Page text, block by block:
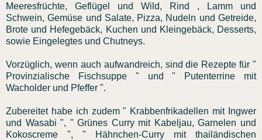
Meeresfrüchte, Geflügel und Wild, Rind , Lamm und
Schwein, Gemüse und Salate, Pizza, Nudeln und Getreide,
Brote und Hefegebäck, Kuchen und Kleingebäck, Desserts,
sowie Eingelegtes und Chutneys.
Vorzüglich, wenn auch aufwandreich, sind die Rezepte für "
Provinzialische Fischsuppe " und " Putenterrine mit
Wacholder und Pfeffer ".
Zubereitet habe ich zudem " Krabbenfrikadellen mit Ingwer
und Wasabi ", " Grünes Curry mit Kabeljau, Garnelen und
Kokoscreme ", " Hähnchen-Curry mit thailändischen